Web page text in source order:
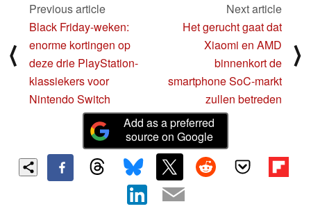
⟨
Previous article
Black Friday-weken:
enorme kortingen op
deze drie PlayStation-
klassiekers voor
Nintendo Switch
Next article
Het gerucht gaat dat
Xiaomi en AMD
binnenkort de
smartphone SoC-markt
zullen betreden
⟩
Add as a preferred
source on Google